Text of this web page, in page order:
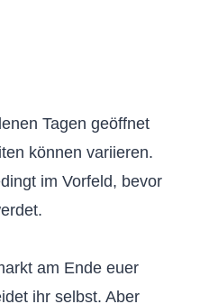
Tagen geöffnet
können variieren.
im Vorfeld, bevor
am Ende euer
ihr selbst. Aber